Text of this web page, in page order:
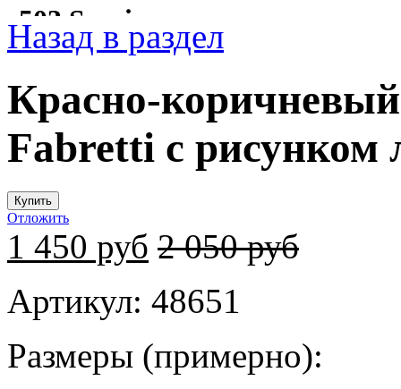
Назад в раздел
Красно-
Fabretti с рисунком
Отложить
1 450 руб 2 050 руб
Артикул: 48651
Размеры (примерно):